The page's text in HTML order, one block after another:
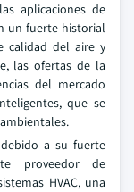
aplicaciones de
un fuerte historial
calidad del aire y
las ofertas de la
del mercado
que se
a su fuerte
proveedor de
HVAC, una